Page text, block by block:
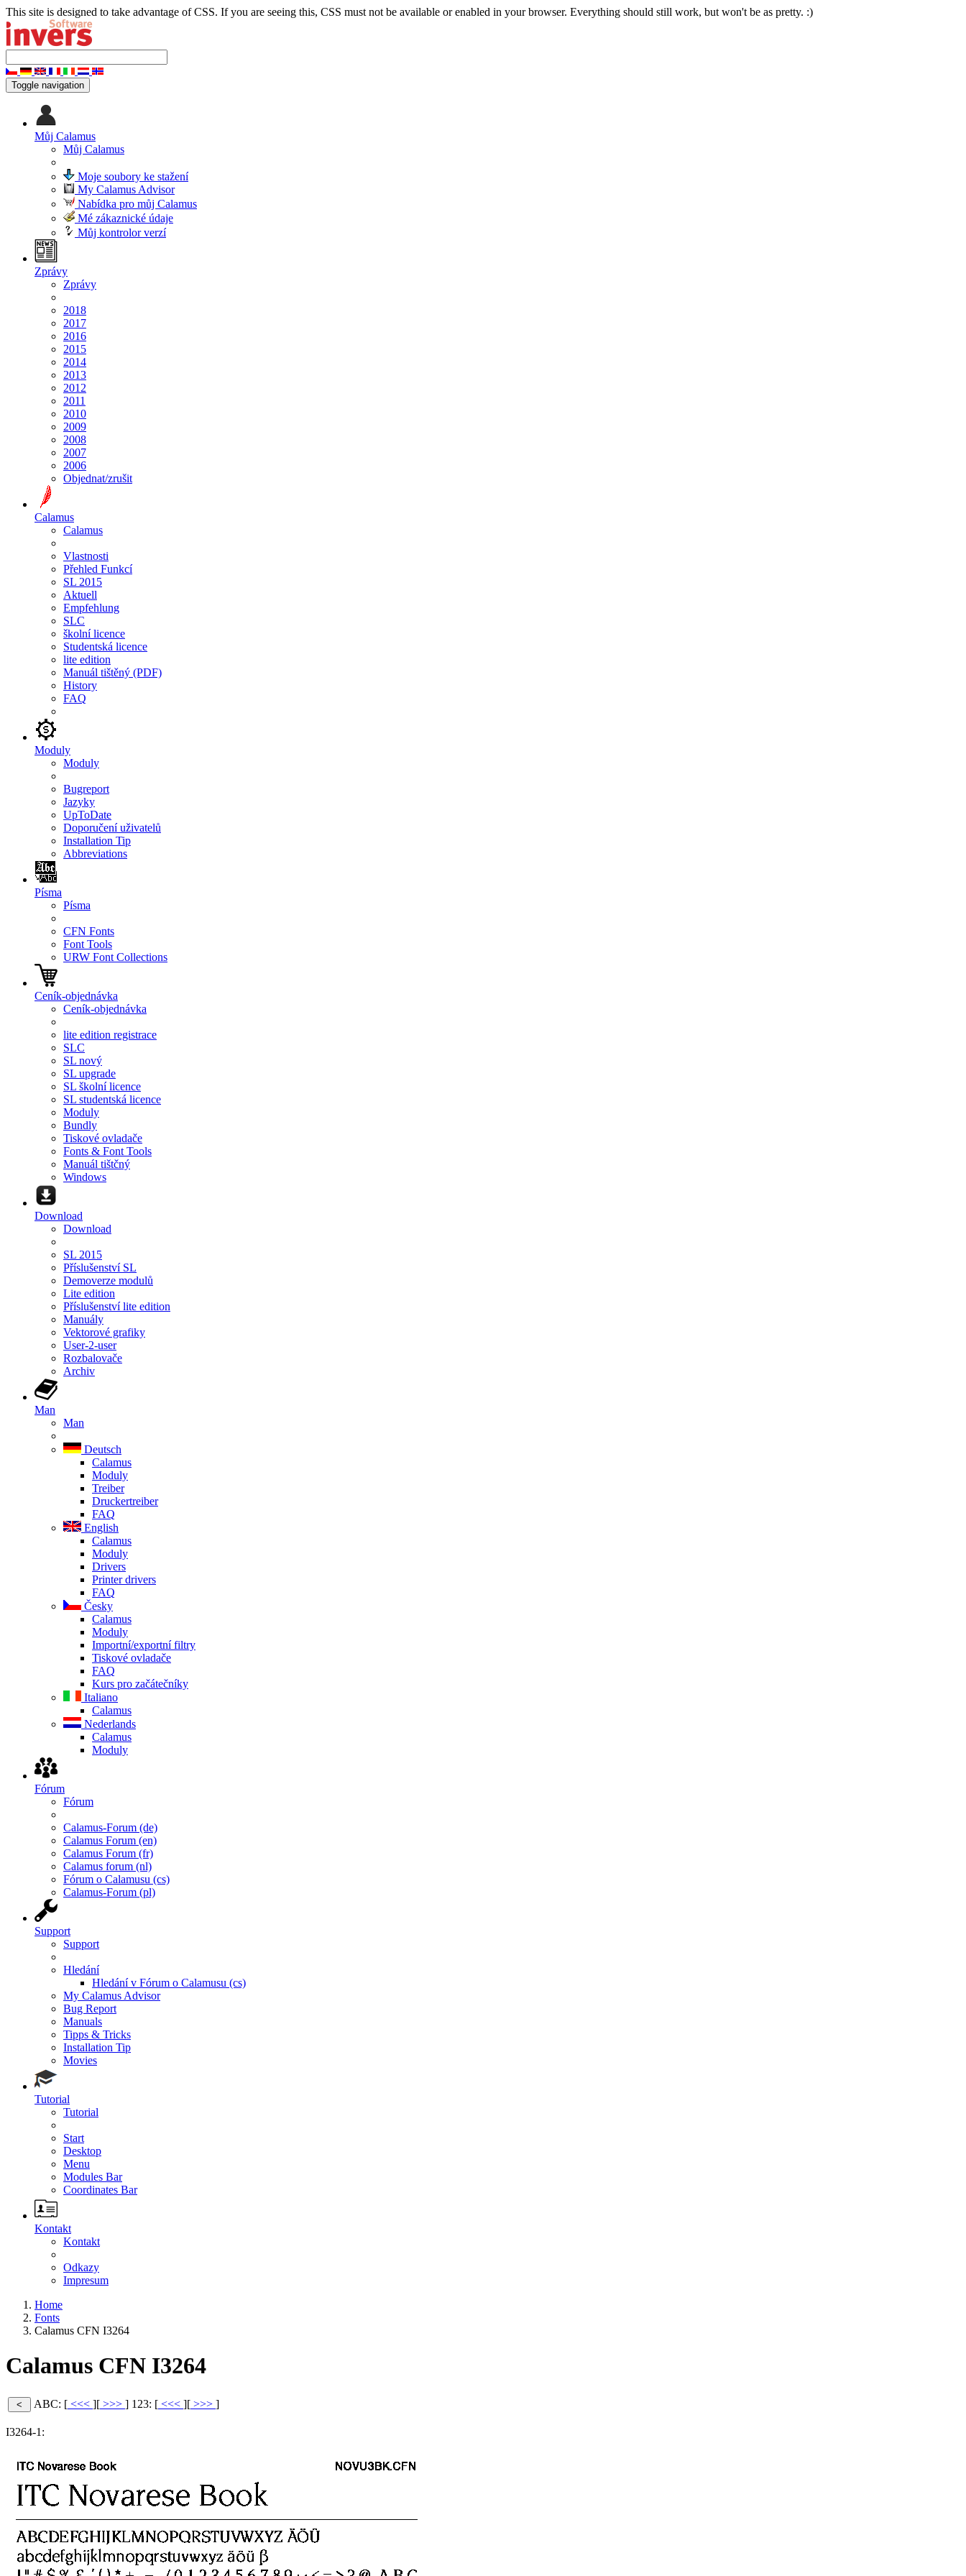
This site is designed to take advantage of CSS. If you are seeing this, CSS must not be available or enabled in your browser. Everything should still work, but won't be as pretty. :)
Toggle navigation
Můj Calamus
Můj Calamus
Moje soubory ke stažení
My Calamus Advisor
Nabídka pro můj Calamus
Mé zákaznické údaje
Můj kontrolor verzí
Zprávy
Zprávy
2018
2017
2016
2015
2014
2013
2012
2011
2010
2009
2008
2007
2006
Objednat/zrušit
Calamus
Calamus
Vlastnosti
Přehled Funkcí
SL 2015
Aktuell
Empfehlung
SLC
školní licence
Studentská licence
lite edition
Manuál tištěný (PDF)
History
FAQ
Moduly
Moduly
Bugreport
Jazyky
UpToDate
Doporučení uživatelů
Installation Tip
Abbreviations
Písma
Písma
CFN Fonts
Font Tools
URW Font Collections
Ceník-objednávka
Ceník-objednávka
lite edition registrace
SLC
SL nový
SL upgrade
SL školní licence
SL studentská licence
Moduly
Bundly
Tiskové ovladače
Fonts & Font Tools
Manuál tištčný
Windows
Download
Download
SL 2015
Příslušenství SL
Demoverze modulů
Lite edition
Příslušenství lite edition
Manuály
Vektorové grafiky
User-2-user
Rozbalovače
Archiv
Man
Man
Deutsch
Calamus
Moduly
Treiber
Druckertreiber
FAQ
English
Calamus
Moduly
Drivers
Printer drivers
FAQ
Česky
Calamus
Moduly
Importní/exportní filtry
Tiskové ovladače
FAQ
Kurs pro začátečníky
Italiano
Calamus
Nederlands
Calamus
Moduly
Fórum
Fórum
Calamus-Forum (de)
Calamus Forum (en)
Calamus Forum (fr)
Calamus forum (nl)
Fórum o Calamusu (cs)
Calamus-Forum (pl)
Support
Support
Hledání
Hledání v Fórum o Calamusu (cs)
My Calamus Advisor
Bug Report
Manuals
Tipps & Tricks
Installation Tip
Movies
Tutorial
Tutorial
Start
Desktop
Menu
Modules Bar
Coordinates Bar
Kontakt
Kontakt
Odkazy
Impresum
Home
Fonts
Calamus CFN I3264
Calamus CFN I3264
ABC: [ <<< ][ >>> ] 123: [ <<< ][ >>> ]
I3264-1: